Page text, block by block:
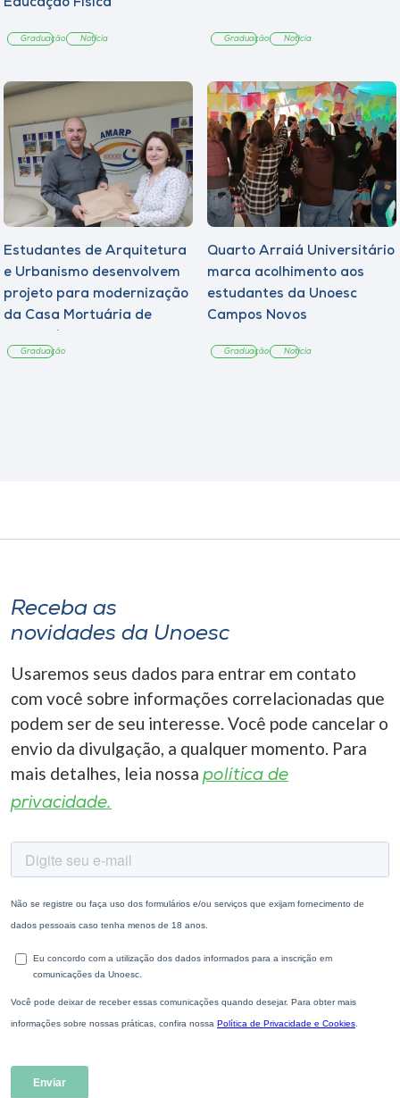
Educação Física
Graduação Notícia Graduação Notícia
Estudantes de Arquitetura
e Urbanismo desenvolvem
projeto para modernização
da Casa Mortuária de
Graduação
Quarto Arraiá Universitário
marca acolhimento aos
estudantes da Unoesc
Campos Novos
Graduação Notícia
Receba as
novidades da Unoesc
Usaremos seus dados para entrar em contato
com você sobre informações correlacionadas que
podem ser de seu interesse. Você pode cancelar o
envio da divulgação, a qualquer momento. Para
mais detalhes, leia nossa política de
privacidade.